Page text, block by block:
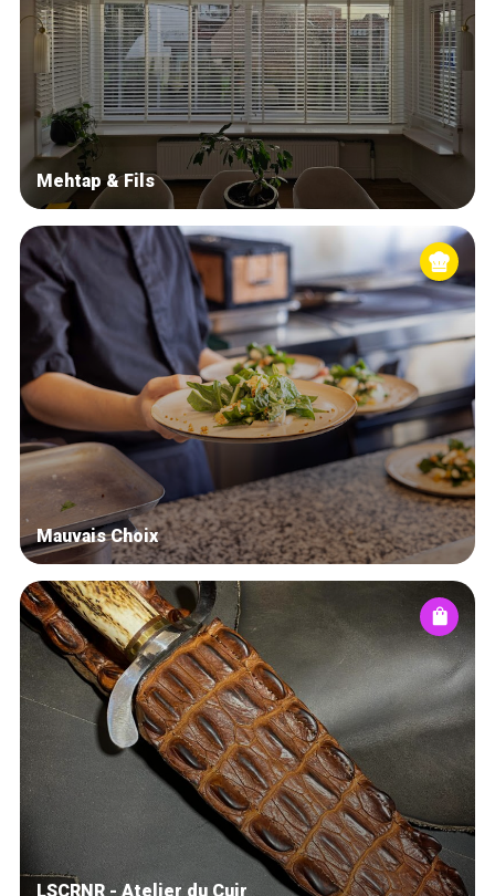
Mehtap & Fils
Mauvais Choix
LSCRNR - Atelier du Cuir